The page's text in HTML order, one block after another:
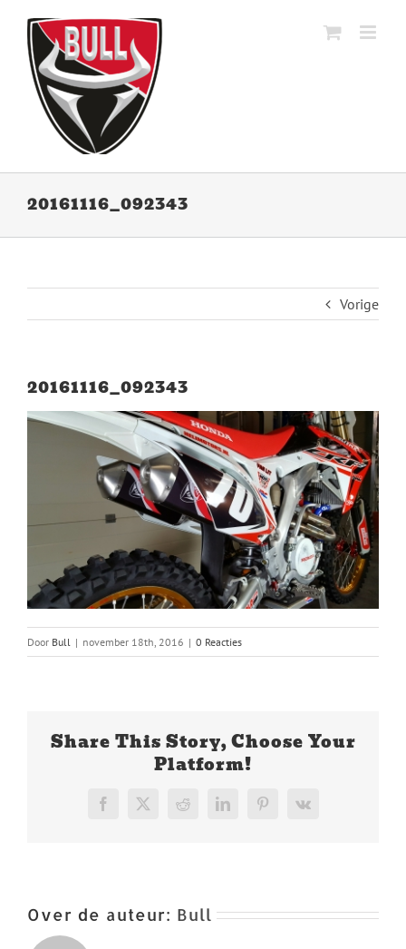
inhoud
20161116_092343
Vorige
20161116_092343
Door Bull | november 18th, 2016 | 0 Reacties
Share This Story, Choose Your
Platform!
Facebook
X RedditLinkedInPinterest
Vk
Over de auteur: Bull